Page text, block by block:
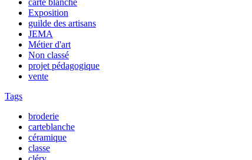
Exposition
guilde des artisans
JEMA
Métier d'art
Non classé
projet pédagogique
vente
Tags
broderie
carteblanche
céramique
classe